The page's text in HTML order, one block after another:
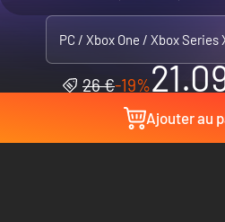
PC / Xbox One / Xbox Series
26 €-19%
Ajouter au